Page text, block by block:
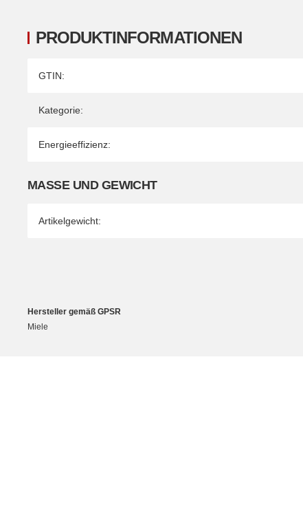
PRODUKTINFORMATIONEN
Produkteigenschaft
Wert
GTIN:
Kategorie:
Energieeffizienz:
MASSE UND GEWICHT
Artikelgewicht:
Hersteller gemäß GPSR
Miele